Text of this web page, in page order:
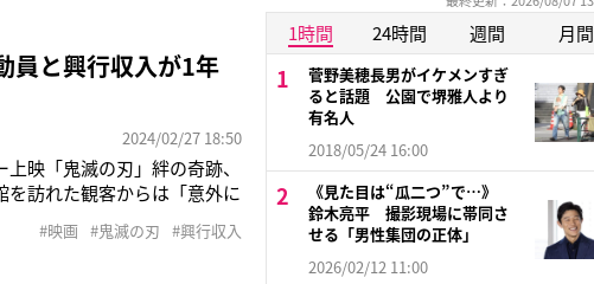
員と興行収入が1年
2024/02/27 18:50
映「鬼滅の刃」絆の奇跡、
訪れた観客からは「意外に
たがガラガラでした》《やっ
#映画 #鬼滅の刃 #興行収入
1時間 24時間 週間 月間
菅野美穂長男がイケメンすぎ
ると話題 公園で堺雅人より
有名人
2018/05/24 16:00
《見た目は“瓜二つ”で…》
鈴木亮平 撮影現場に帯同さ
せる「男性集団の正体」
2026/02/12 11:00